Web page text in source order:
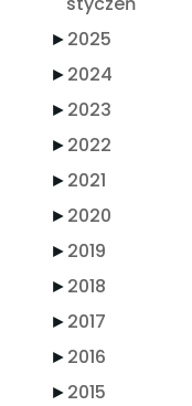
►2025
►2024
►2023
►2022
►2021
►2020
►2019
►2018
►2017
►2016
►2015